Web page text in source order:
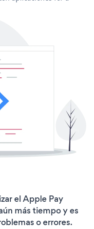
el Apple Pay
más tiempo y es
o errores.